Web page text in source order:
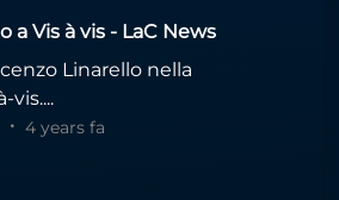
a Vis à vis - LaC News
Linarello nella
vis....
4 years fa